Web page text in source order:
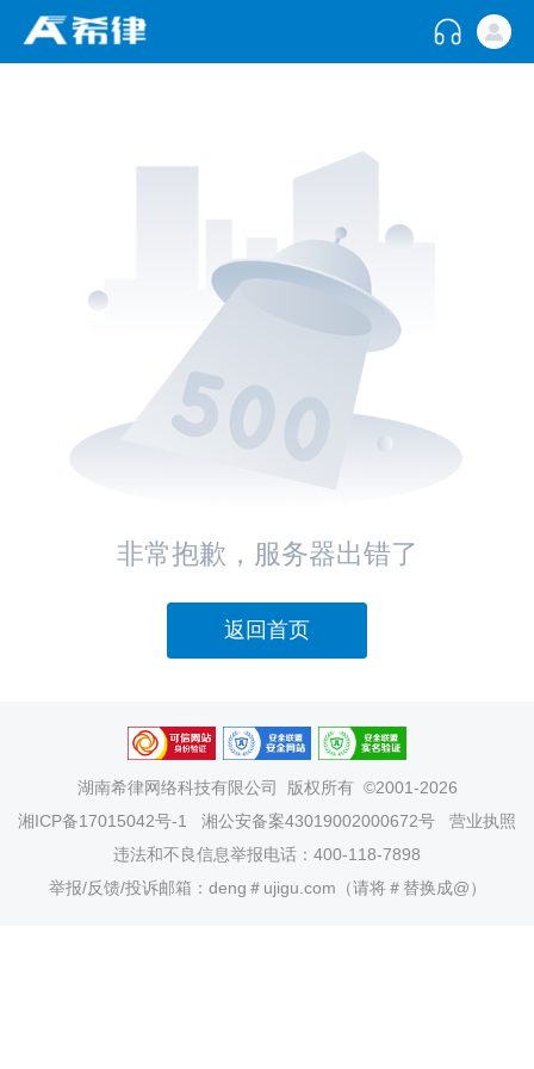
非常抱歉，服务器出错了
返回首页
湖南希律网络科技有限公司
版权所有 ©2001-2026
湘ICP备17015042号-1
湘公安备案43019002000672号
营业执照
违法和不良信息举报电话：400-118-7898
举报/反馈/投诉邮箱：deng＃ujigu.com（请将＃替换成@）